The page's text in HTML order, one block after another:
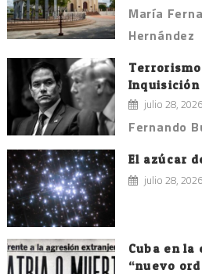
María
Hernández
Inquisición
julio 28, 2026
Fernando
El azúcar
julio 28, 2026
Cuba en
“nuevo